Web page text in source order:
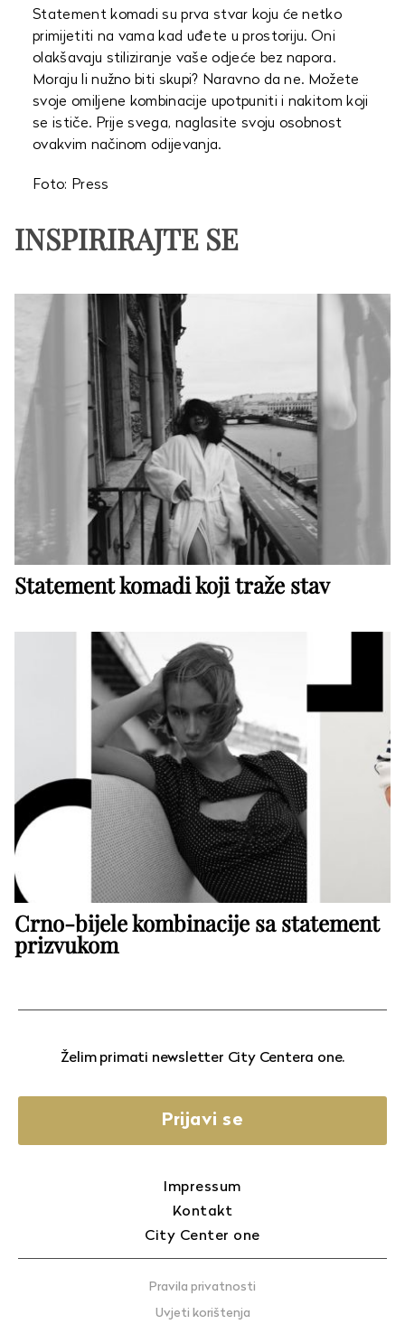
Statement komadi su prva stvar koju će netko
primijetiti na vama kad uđete u prostoriju. Oni
olakšavaju stiliziranje vaše odjeće bez napora.
Moraju li nužno biti skupi? Naravno da ne. Možete
svoje omiljene kombinacije upotpuniti i nakitom koji
se ističe. Prije svega, naglasite svoju osobnost
ovakvim načinom odijevanja.
Foto: Press
INSPIRIRAJTE SE
Statement komadi koji traže stav
Crno-bijele kombinacije sa statement
prizvukom
Želim primati newsletter City Centera one.
Prijavi se
Impressum
Kontakt
City Center one
Pravila privatnosti
Uvjeti korištenja